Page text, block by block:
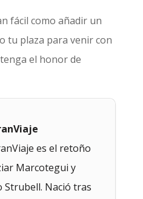
fácil como añadir un
tu plaza para venir con
el honor de
es el retoño
Marcotegui y
Strubell. Nació tras